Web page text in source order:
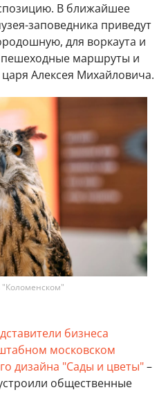
В ближайшее
заповедника приведут
для воркаута и
пешеходные маршруты и
Алексея Михайловича.
"Коломенском"
бизнеса
московском
дизайна "Сады и цветы"–
общественные